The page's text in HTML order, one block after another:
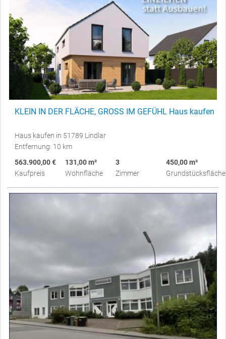
KLEIN IN DER FLÄCHE, GROSS IM GEFÜHL Haus kaufen
Haus kaufen in 51789 Lindlar
Entfernung: 10 km
563.900,00 €
Kaufpreis
131,00 m²
Wohnfläche
3
Zimmer
450,00 m²
Grundstücksfläche